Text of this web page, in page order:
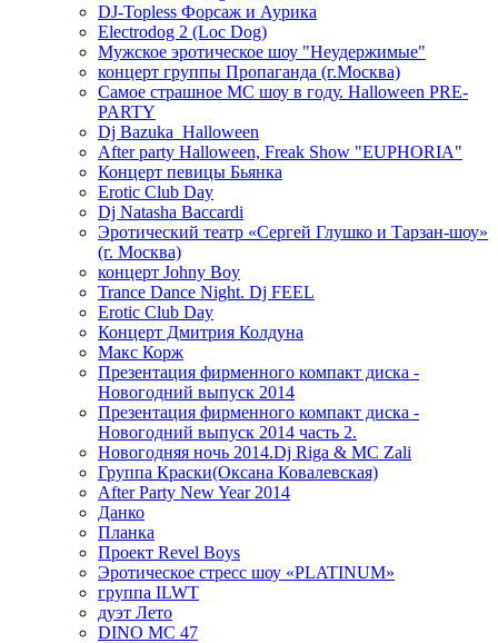
DJ-Topless Форсаж и Аурика
Electrodog 2 (Loc Dog)
Мужское эротическое шоу "Неудержимые"
концерт группы Пропаганда (г.Москва)
Самое страшное МС шоу в году. Halloween PRE-
PARTY
Dj Bazuka_Halloween
After party Halloween, Freak Show "EUPHORIA"
Концерт певицы Бьянка
Erotic Club Day
Dj Natasha Baccardi
Эротический театр «Сергей Глушко и Тарзан-шоу»
(г. Москва)
концерт Johny Boy
Trance Dance Night. Dj FEEL
Erotic Club Day
Концерт Дмитрия Колдуна
Макс Корж
Презентация фирменного компакт диска -
Новогодний выпуск 2014
Презентация фирменного компакт диска -
Новогодний выпуск 2014 часть 2.
Новогодняя ночь 2014.Dj Riga & MC Zali
Группа Краски(Оксана Ковалевская)
After Party New Year 2014
Данко
Планка
Проект Revel Boys
Эротическое стресс шоу «PLATINUM»
группа ILWT
дуэт Лето
DINO MC 47